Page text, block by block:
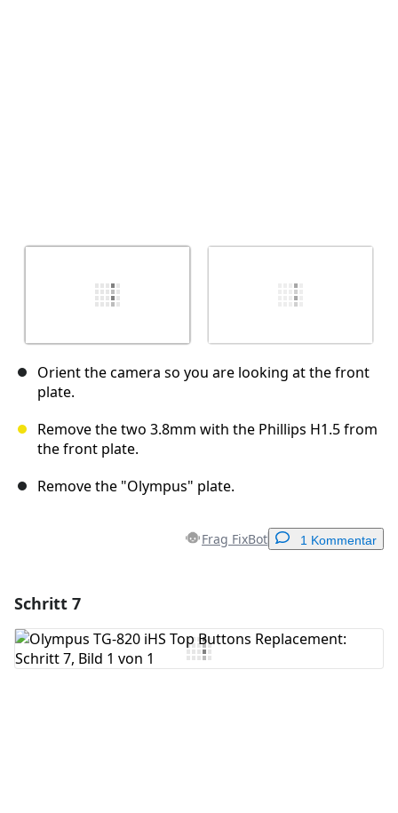
Orient the camera so you are looking at the front
plate.
Remove the two 3.8mm with the Phillips H1.5 from
the front plate.
Remove the "Olympus" plate.
Frag FixBot 1 Kommentar
Kommentar hinzufügen
Schritt 7